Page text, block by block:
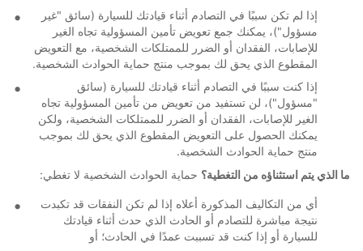
إذا لم تكن سببًا في التصادم أثناء قيادتك للسيارة (سائق "غير
مسؤول")، يمكنك جمع تعويض تأمين المسؤولية تجاه الغير
للإصابات، الفقدان أو الضرر للممتلكات الشخصية، مع التعويض
المقطوع الذي يحق لك بموجب منتج حماية الحوادث الشخصية.
إذا كنت سببًا في التصادم أثناء قيادتك للسيارة (سائق
"مسؤول")، لن تستفيد من تعويض من تأمين المسؤولية تجاه
الغير للإصابات، الفقدان أو الضرر للممتلكات الشخصية، ولكن
يمكنك الحصول على التعويض المقطوع الذي يحق لك بموجب
منتج حماية الحوادث الشخصية.
ما الذي يتم استثناؤه من التغطية؟ حماية الحوادث الشخصية لا تغطي:
أي من التكاليف المذكورة أعلاه إذا لم تكن النفقات قد تكبدت
نتيجة مباشرة للتصادم أو الحادث الذي حدث أثناء قيادتك
للسيارة أو إذا كنت قد تسببت عمدًا في الحادث؛ أو